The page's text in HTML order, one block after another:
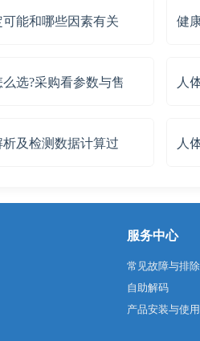
能和哪些因素有关 健
选?采购看参数与售 人
及检测数据计算过 人
服务中心
常见故障与排除
自助解码
产品安装与使用